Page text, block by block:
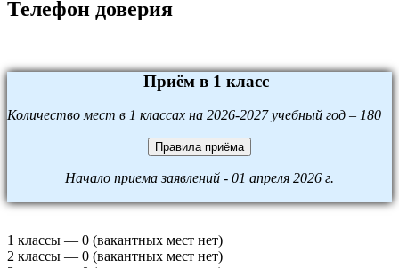
Телефон доверия
Приём в 1 класс
Количество мест в 1 классах на 2026-2027 учебный год – 180
Правила приёма
Начало приема заявлений - 01 апреля 2026 г.
1 классы — 0 (вакантных мест нет)
2 классы — 0 (вакантных мест нет)